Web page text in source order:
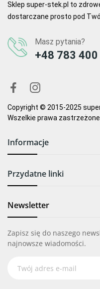
08.02.2020, 17:27
zadowolona klientka
3
0
Sklep super-stek.pl to
dostarczane prosto pod
Masz pytania?
+48 783 400
Copyright © 2015-2025
Wszelkie prawa zastrzeżone
Informacje
Przydatne linki
Newsletter
Zapisz się do naszego
najnowsze wiadomości.